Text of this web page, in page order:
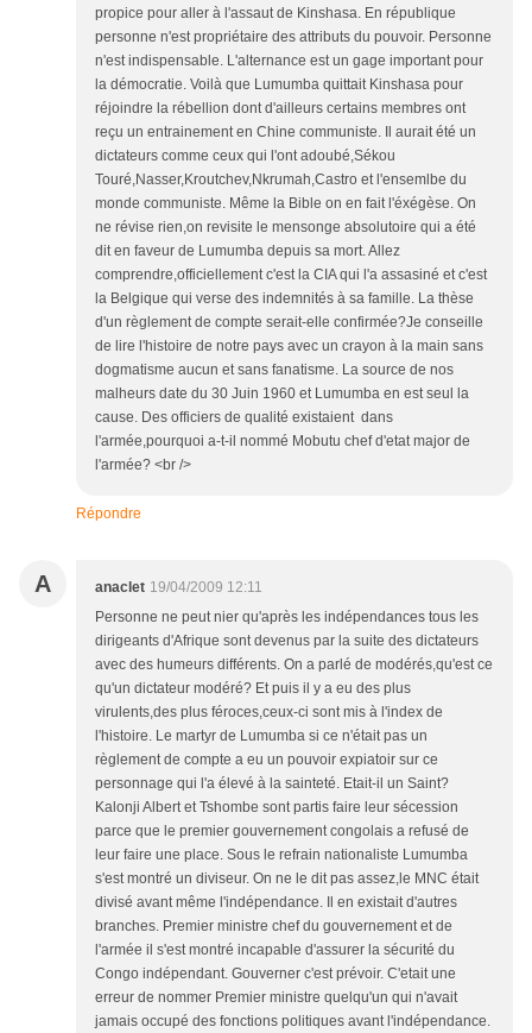
propice pour aller à l'assaut de Kinshasa. En république
personne n'est propriétaire des attributs du pouvoir. Personne
n'est indispensable. L'alternance est un gage important pour
la démocratie. Voilà que Lumumba quittait Kinshasa pour
réjoindre la rébellion dont d'ailleurs certains membres ont
reçu un entrainement en Chine communiste. Il aurait été un
dictateurs comme ceux qui l'ont adoubé,Sékou
Touré,Nasser,Kroutchev,Nkrumah,Castro et l'ensemlbe du
monde communiste. Même la Bible on en fait l'éxégèse. On
ne révise rien,on revisite le mensonge absolutoire qui a été
dit en faveur de Lumumba depuis sa mort. Allez
comprendre,officiellement c'est la CIA qui l'a assasiné et c'est
la Belgique qui verse des indemnités à sa famille. La thèse
d'un règlement de compte serait-elle confirmée?Je conseille
de lire l'histoire de notre pays avec un crayon à la main sans
dogmatisme aucun et sans fanatisme. La source de nos
malheurs date du 30 Juin 1960 et Lumumba en est seul la
cause. Des officiers de qualité existaient dans
l'armée,pourquoi a-t-il nommé Mobutu chef d'etat major de
l'armée? <br />
Répondre
A anaclet 19/04/2009 12:11
Personne ne peut nier qu'après les indépendances tous les
dirigeants d'Afrique sont devenus par la suite des dictateurs
avec des humeurs différents. On a parlé de modérés,qu'est ce
qu'un dictateur modéré? Et puis il y a eu des plus
virulents,des plus féroces,ceux-ci sont mis à l'index de
l'histoire. Le martyr de Lumumba si ce n'était pas un
règlement de compte a eu un pouvoir expiatoir sur ce
personnage qui l'a élevé à la sainteté. Etait-il un Saint?
Kalonji Albert et Tshombe sont partis faire leur sécession
parce que le premier gouvernement congolais a refusé de
leur faire une place. Sous le refrain nationaliste Lumumba
s'est montré un diviseur. On ne le dit pas assez,le MNC était
divisé avant même l'indépendance. Il en existait d'autres
branches. Premier ministre chef du gouvernement et de
l'armée il s'est montré incapable d'assurer la sécurité du
Congo indépendant. Gouverner c'est prévoir. C'etait une
erreur de nommer Premier ministre quelqu'un qui n'avait
jamais occupé des fonctions politiques avant l'indépendance.